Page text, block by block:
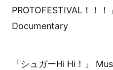
PROTOFESTIVAL！！！」
Documentary
「シュガーHi Hi！」